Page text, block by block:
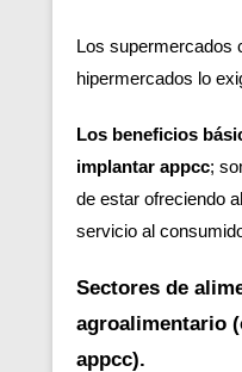
Los supermercados
hipermercados lo
Los beneficios
implantar appcc;
de estar ofreciendo
servicio al
Sectores de
agroalimentario
appcc).